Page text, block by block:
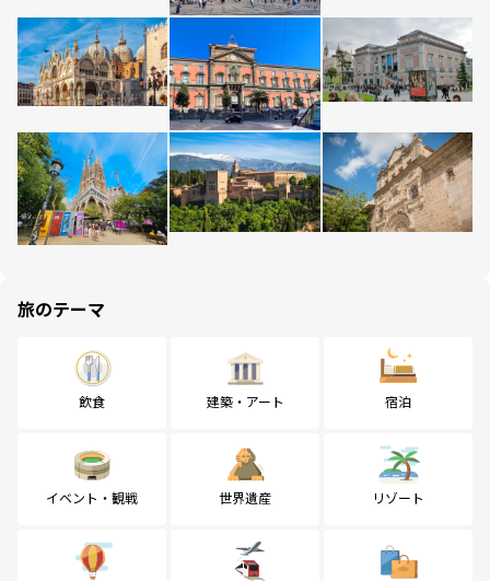
旅のテーマ
飲食 建築・アート 宿泊
イベント・観戦 世界遺産 リゾート